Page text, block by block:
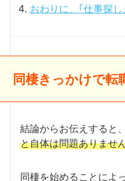
おわりに、｢仕事探
同棲きっかけで転
結論からお伝えすると、
と自体は問題ありませ
同棲を始めることによ